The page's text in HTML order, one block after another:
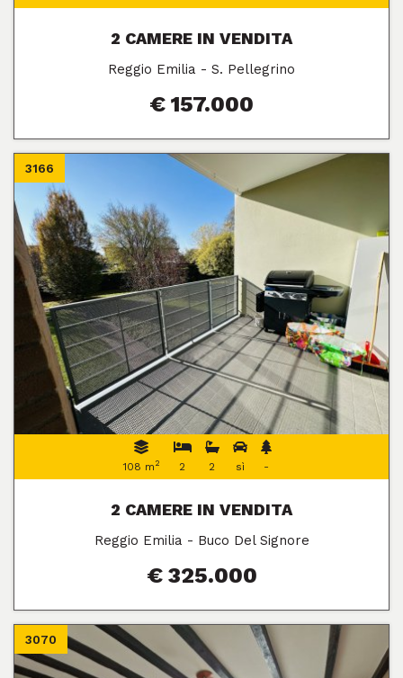
2 CAMERE IN VENDITA
Reggio Emilia - S. Pellegrino
€ 157.000
3166
108 m 2 2 2 sì -
2 CAMERE IN VENDITA
Reggio Emilia - Buco Del Signore
€ 325.000
3070